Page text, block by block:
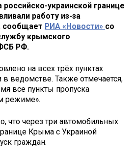
российско-украинской границе
работу из-за
сообщает РИА «Новости» со
крымского
РФ.
на всех трёх пунктах
в ведомстве. Также отмечается,
все пункты пропуска
режиме».
что через три автомобильных
Крыма с Украиной
граждан.